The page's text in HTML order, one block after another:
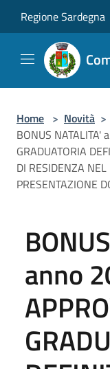
Regione Sardegna
Home > Novità >
BONUS NATALITA'
GRADUATORIA
DI RESIDENZA
PRESENTAZIONE
anno